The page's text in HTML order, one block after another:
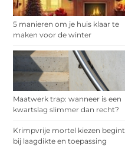
5 manieren om je huis klaar te
maken voor de winter
Maatwerk trap: wanneer is een
kwartslag slimmer dan recht?
Krimpvrije mortel kiezen begint
bij laagdikte en toepassing